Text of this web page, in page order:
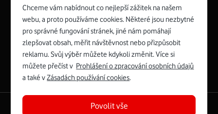
Spojte se s Vodafonem
Facebook
profil
X
profil
Instagram
profil
Youtube
profil
Vodafone
TV
LinkedIn
profil
English|Mapa webu
consultancy logo
roku
EcoVadis
Buy
Award
má
zelenou
Chceme vám nabídnout co nejlepší zážitek na našem
webu, a proto používáme cookies. Některé jsou nezbytné
pro správné fungování stránek, jiné nám pomáhají
zlepšovat obsah, měřit návštěvnost nebo přizpůsobit
reklamu. Svůj výběr můžete kdykoli změnit. Více si
můžete přečíst v Prohlášení o zpracování osobních údajů
a také vZásadách používání cookies.
Povolit vše